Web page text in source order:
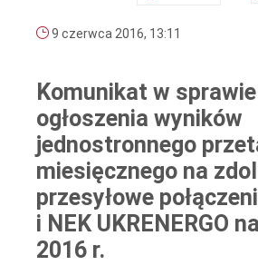
9 czerwca 2016, 13:11
Komunikat w sprawie
ogłoszenia wyników
jednostronnego
miesięcznego na
przesyłowe
i NEK UKRENERGO
2016 r.